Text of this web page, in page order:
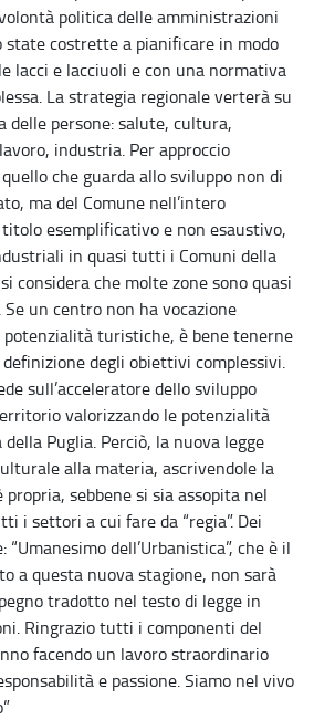
politica delle amministrazioni
state costrette a pianificare in modo
lacci e lacciuoli e con una normativa
La strategia regionale verterà su
persone: salute, cultura,
industria. Per approccio
che guarda allo sviluppo non di
ma del Comune nell’intero
esemplificativo e non esaustivo,
in quasi tutti i Comuni della
considera che molte zone sono quasi
un centro non ha vocazione
turistiche, è bene tenerne
degli obiettivi complessivi.
sull’acceleratore dello sviluppo
valorizzando le potenzialità
Puglia. Perciò, la nuova legge
alla materia, ascrivendole la
sebbene si sia assopita nel
i settori a cui fare da “regia”. Dei
dell’Urbanistica”, che è il
a questa nuova stagione, non sarà
tradotto nel testo di legge in
Ringrazio tutti i componenti del
facendo un lavoro straordinario
e passione. Siamo nel vivo